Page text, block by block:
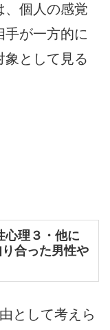
、個人の感覚
手が一方的に
象として見る
心理３・他に
合った男性や
として考えら